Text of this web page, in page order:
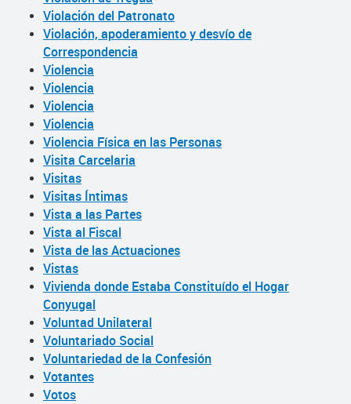
Violación del Patronato
Violación, apoderamiento y desvío de
Correspondencia
Violencia
Violencia
Violencia
Violencia
Violencia Física en las Personas
Visita Carcelaria
Visitas
Visitas Íntimas
Vista a las Partes
Vista al Fiscal
Vista de las Actuaciones
Vistas
Vivienda donde Estaba Constituído el Hogar
Conyugal
Voluntad Unilateral
Voluntariado Social
Voluntariedad de la Confesión
Votantes
Votos